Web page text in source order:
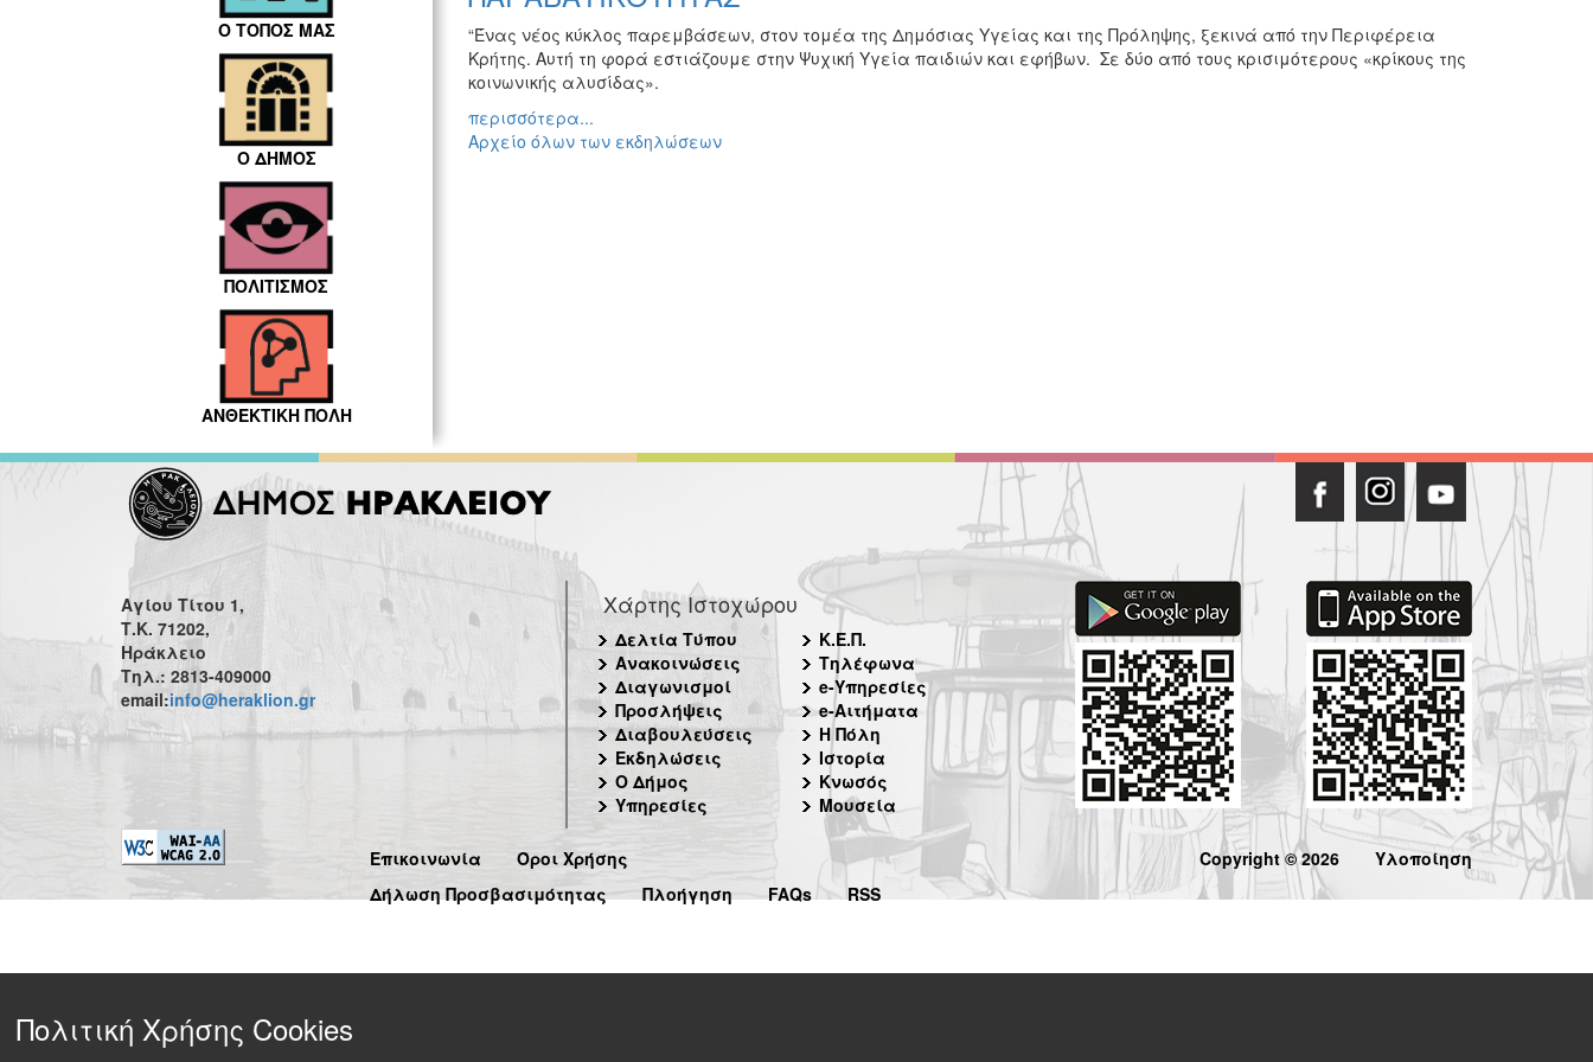
Ο ΤΟΠΟΣ ΜΑΣ
Ο ΔΗΜΟΣ
ΠΟΛΙΤΙΣΜΟΣ
ΑΝΘΕΚΤΙΚΗ ΠΟΛΗ
“Ένας νέος κύκλος παρεμβάσεων, στον τομέα της Δημόσιας Υγείας και της Πρόληψης, ξεκινά από την Περιφέρεια
Κρήτης. Αυτή τη φορά εστιάζουμε στην Ψυχική Υγεία παιδιών και εφήβων. Σε δύο από τους κρισιμότερους «κρίκους της
κοινωνικής αλυσίδας».
περισσότερα...
Αρχείο όλων των εκδηλώσεων
Αγίου Τίτου 1,
Τ.Κ. 71202,
Ηράκλειο
Τηλ.: 2813-409000
email:info@heraklion.gr
Χάρτης Ιστοχώρου
Δελτία Τύπου
Ανακοινώσεις
Διαγωνισμοί
Προσλήψεις
Διαβουλεύσεις
Εκδηλώσεις
Ο Δήμος
Υπηρεσίες
Κ.Ε.Π.
Τηλέφωνα
e-Υπηρεσίες
e-Αιτήματα
Η Πόλη
Ιστορία
Κνωσός
Μουσεία
Επικοινωνία
Όροι Χρήσης
Δήλωση Προσβασιμότητας
Πλοήγηση FAQs RSS
Copyright © 2026 Υλοποίηση
Πολιτική Χρήσης Cookies